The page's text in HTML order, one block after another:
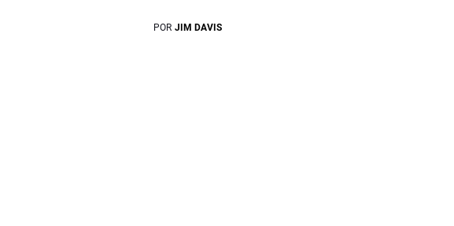
POR JIM DAVIS